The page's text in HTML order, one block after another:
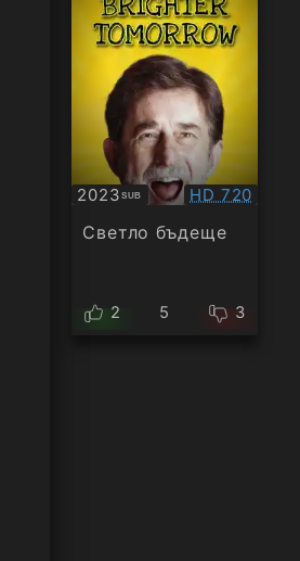
2023SUB
Субтитри Качество:
HD 720
Светло бъдеще
2 5 3